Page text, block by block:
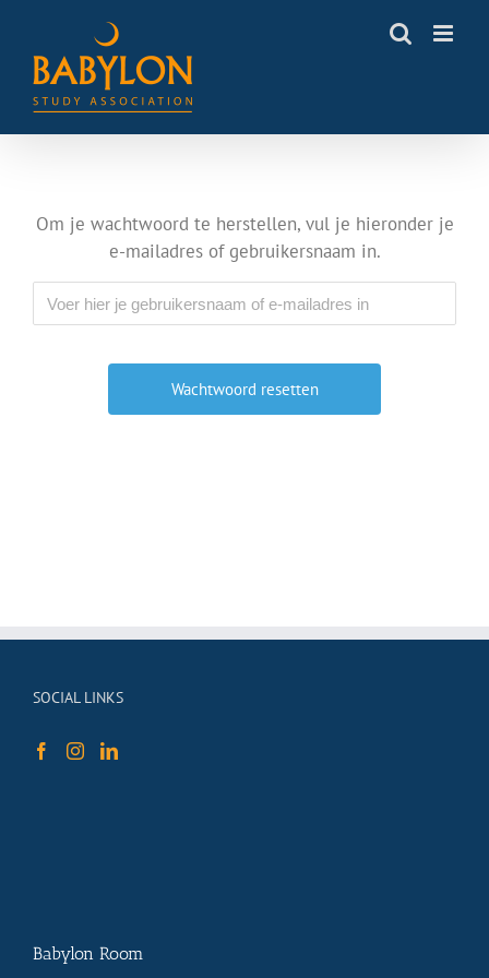
content
Om je wachtwoord te herstellen, vul je hieronder je
e-mailadres of gebruikersnaam in.
SOCIAL LINKS
Babylon Room